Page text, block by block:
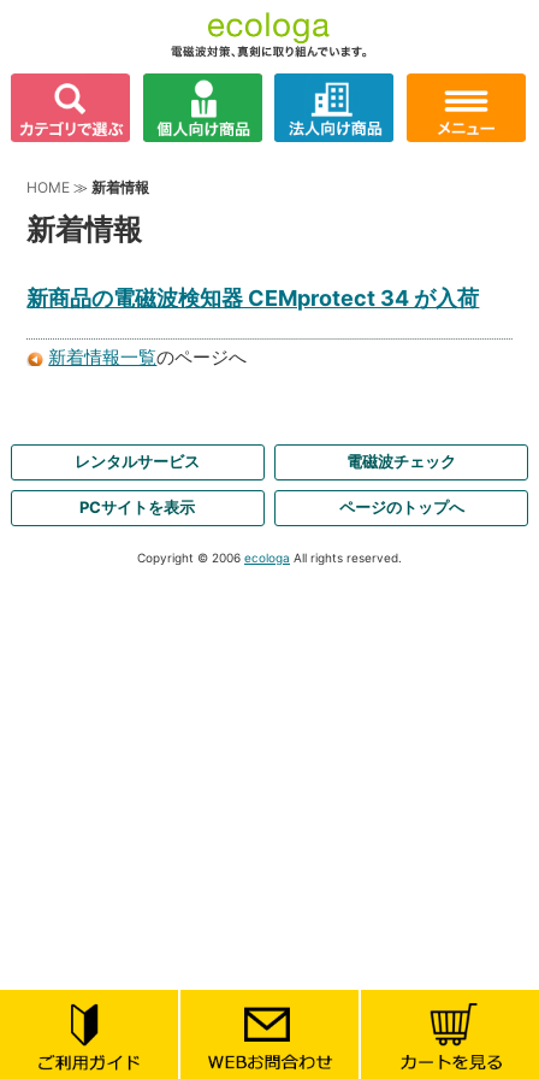
HOME ≫新着情報
新着情報
新商品の電磁波検知器 CEMprotect 34 が入荷
新着情報一覧のページへ
レンタルサービス 電磁波チェック
PCサイトを表示 ページのトップへ
Copyright © 2006 ecologa All rights reserved.